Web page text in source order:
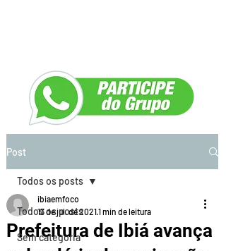
Post
Todos os posts
Sem categoria
Todos os posts
Prefeitura de Ibiá avança
ibiaemfoco
13 de jul. de 20211 min de leitura